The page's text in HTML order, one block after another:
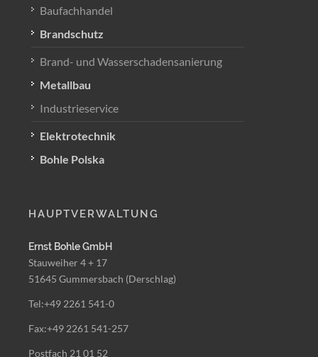
Baufachhandel
Brandschutz
Brand- und Wasserschadensanierung
Metallbau
Industrieservice
Elektrotechnik
Bohle Polska
HAUPTVERWALTUNG
Ernst Bohle GmbH
Stauweiher 4 + 17
51645 Gummersbach (Derschlag)
Tel:+49 2261 541-0
Fax:+49 2261 541-257
Postfach 21 01 52